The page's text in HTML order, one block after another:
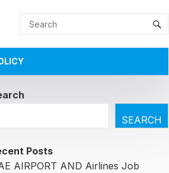
SEARCH
Posts
AIRPORT AND Airlines Job